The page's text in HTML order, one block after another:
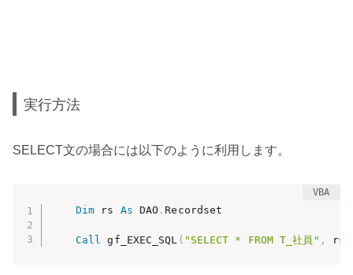
実行方法
SELECT文の場合には以下のように利用します。
Dim rs As DAO . Recordset
Call gf_EXEC_SQL ( "SELECT * FROM T_社員" , rs